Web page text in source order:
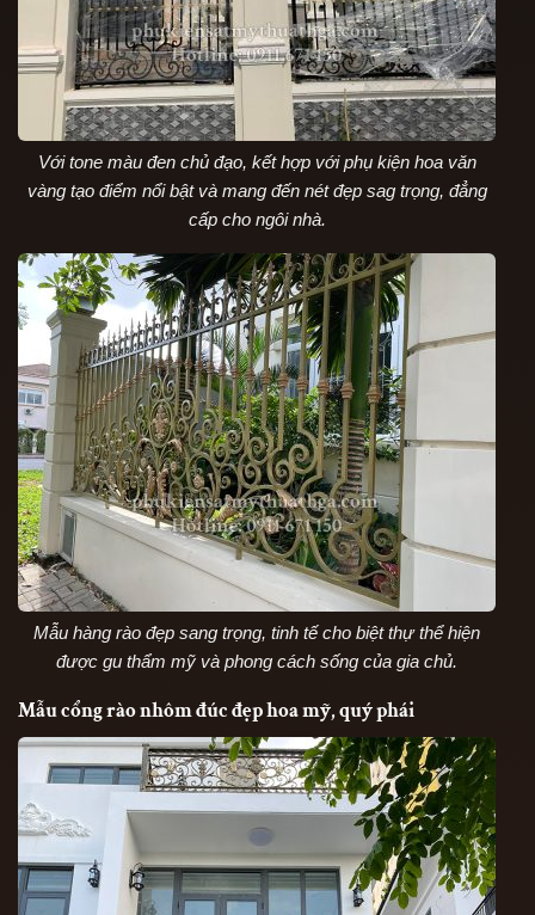
Với tone màu đen chủ đạo, kết hợp với phụ kiện hoa văn
vàng tạo điểm nổi bật và mang đến nét đẹp sag trọng, đẳng
cấp cho ngôi nhà.
Mẫu hàng rào đẹp sang trọng, tinh tế cho biệt thự thể hiện
được gu thẩm mỹ và phong cách sống của gia chủ.
Mẫu cổng rào nhôm đúc đẹp hoa mỹ, quý phái